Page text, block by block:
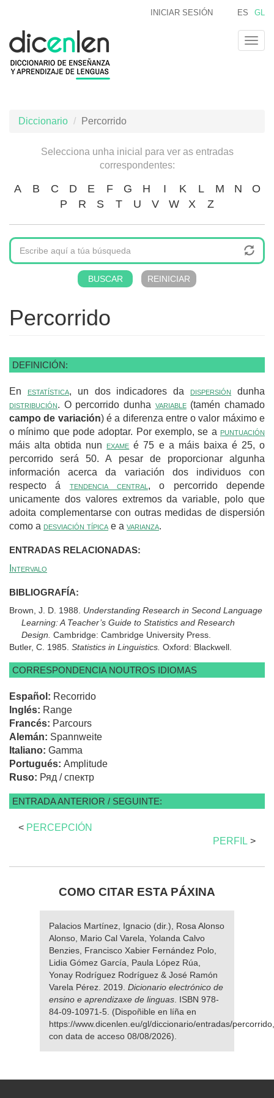
contido
principal
ES GL
INICIAR SESIÓN
Diccionario Percorrido
Selecciona unha inicial para ver as entradas
correspondentes:
A B C D E F G H I K L M N
O
P
R S T U V W X Z
Percorrido
DEFINICIÓN:
En estatística, un dos indicadores da dispersión dunha
distribución. O percorrido dunha variable(tamén chamado
campo de variación) é a diferenza entre o valor máximo e
o mínimo que pode adoptar. Por exemplo, se a puntuación
máis alta obtida nun exame é 75 e a máis baixa é 25, o
percorrido será 50. A pesar de proporcionar algunha
información acerca da variación dos individuos con
respecto á tendencia central , o percorrido depende
unicamente dos valores extremos da variable, polo que
adoita complementarse con outras medidas de dispersión
como a desviación típica e a varianza.
ENTRADAS RELACIONADAS:
Intervalo
BIBLIOGRAFÍA:
Brown, J. D. 1988. Understanding Research in Second Language
Learning: A Teacher’s Guide to Statistics and Research
Design. Cambridge: Cambridge University Press.
Butler, C. 1985. Statistics in Linguistics. Oxford: Blackwell.
CORRESPONDENCIA NOUTROS IDIOMAS
Español: Recorrido
Inglés: Range
Francés: Parcours
Alemán: Spannweite
Italiano: Gamma
Portugués: Amplitude
Ruso: Ряд / спектр
ENTRADA ANTERIOR / SEGUINTE:
< PERCEPCIÓN
PERFIL >
COMO CITAR ESTA PÁXINA
Palacios Martínez, Ignacio (dir.), Rosa Alonso
Alonso, Mario Cal Varela, Yolanda Calvo
Benzies, Francisco Xabier Fernández Polo,
Lidia Gómez García, Paula López Rúa,
Yonay Rodríguez Rodríguez & José Ramón
Varela Pérez. 2019. Dicionario electrónico de
ensino e aprendizaxe de linguas . ISBN 978-
84-09-10971-5. (Dispoñible en líña en
https://www.dicenlen.eu/gl/diccionario/entradas/percorrido,
con data de acceso 08/08/2026).